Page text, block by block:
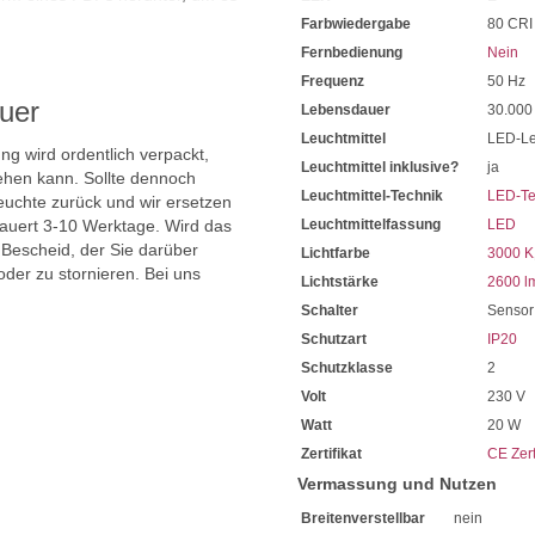
2300 Kelvin wohlig
3000 Kelvin Warmweiß und
4000 Kelvin Neutralweiß
Die Farben sehen Sie
Extrem lange Lebensdauer
Sie haben bei uns 5 Jahre
Erkundigen Sie sich bei
Wir freuen uns auf Ihre
wird ordentlich verpackt,
kann. Sollte dennoch
zurück und wir ersetzen
3-10 Werktage. Wird das
der Sie darüber
zu stornieren. Bei uns
Farbwiedergabe
80 CRI
Fernbedienung
Nein
Frequenz
50 Hz
Lebensdauer
30.000
Leuchtmittel
LED-
Leuchtmittel inklusive?
ja
Leuchtmittel-Technik
LED-
Leuchtmittelfassung
LED
Lichtfarbe
3000 K
Lichtstärke
2600
Schalter
Sensor
Schutzart
IP20
Schutzklasse
2
Volt
230 V
Watt
20 W
Zertifikat
CE
Vermassung und Nutzen
Breitenverstellbar
nein